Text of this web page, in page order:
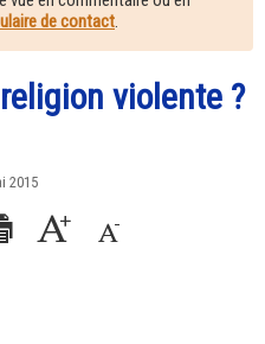
de contact.
violente ?
2015